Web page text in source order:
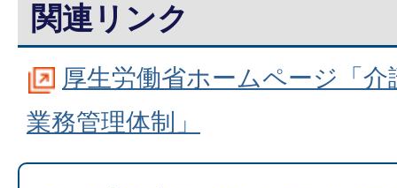
関連リンク
厚生労働省ホームページ「
業務管理体制」